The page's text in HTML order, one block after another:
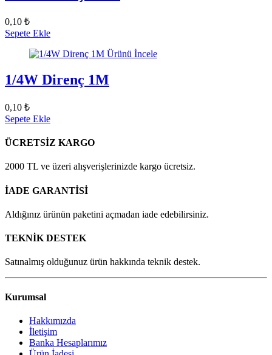
0,10 ₺
Sepete Ekle
Ürünü İncele
1/4W Direnç 1M
0,10 ₺
Sepete Ekle
ÜCRETSİZ KARGO
2000 TL ve üzeri alışverişlerinizde kargo ücretsiz.
İADE GARANTİSİ
Aldığınız ürünün paketini açmadan iade edebilirsiniz.
TEKNİK DESTEK
Satınalmış olduğunuz ürün hakkında teknik destek.
Kurumsal
Hakkımızda
İletişim
Banka Hesaplarımız